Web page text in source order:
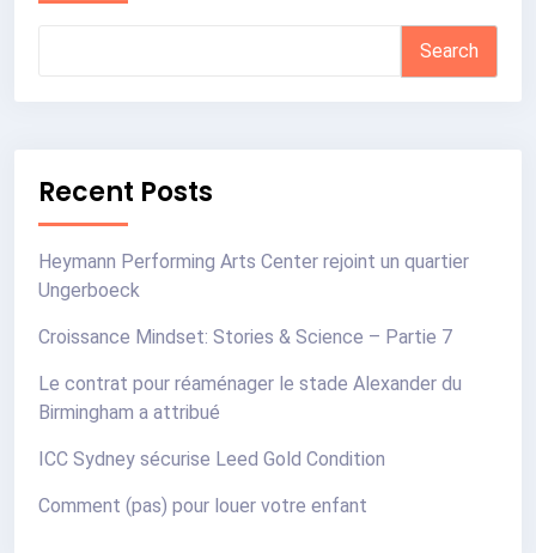
Search
Recent Posts
Heymann Performing Arts Center rejoint un quartier
Ungerboeck
Croissance Mindset: Stories & Science – Partie 7
Le contrat pour réaménager le stade Alexander du
Birmingham a attribué
ICC Sydney sécurise Leed Gold Condition
Comment (pas) pour louer votre enfant